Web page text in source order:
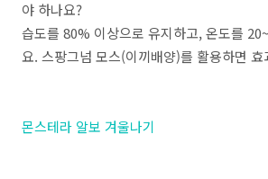
야 하나요?
습도를 80% 이상으로 유지하고, 온도를
요. 스팡그넘 모스(이끼배양)를 활용하면 효
몬스테라 알보 겨울나기